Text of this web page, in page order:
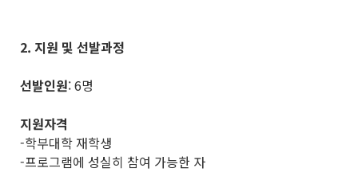
2. 지원 및 선발과정
선발인원: 6명
지원자격
-학부대학 재학생
-프로그램에 성실히 참여 가능한 자